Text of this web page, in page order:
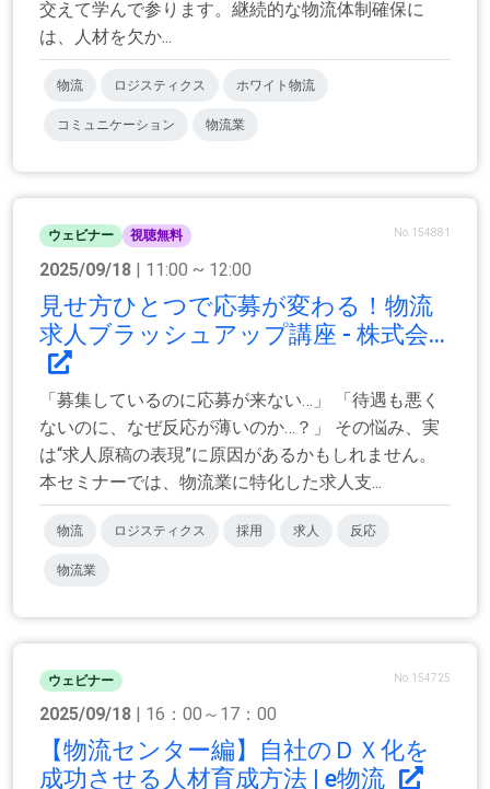
交えて学んで参ります。継続的な物流体制確保に
は、人材を欠か...
物流 ロジスティクス ホワイト物流
コミュニケーション 物流業
ウェビナー 視聴無料 No.154881
2025/09/18 | 11:00 ~ 12:00
見せ方ひとつで応募が変わる！物流
求人ブラッシュアップ講座 - 株式会...
「募集しているのに応募が来ない…」 「待遇も悪く
ないのに、なぜ反応が薄いのか…？」 その悩み、実
は“求人原稿の表現”に原因があるかもしれません。
本セミナーでは、物流業に特化した求人支...
物流 ロジスティクス 採用 求人 反応
物流業
ウェビナー No.154725
2025/09/18 | 16：00～17：00
【物流センター編】自社のＤＸ化を
成功させる人材育成方法 | e物流